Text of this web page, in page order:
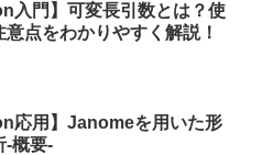
入門】可変長引数とは？使
意点をわかりやすく解説！
応用】Janomeを用いた形
-概要-